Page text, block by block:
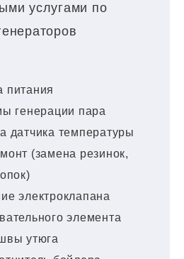
услугами по
питания
генерации пара
датчика температуры
(замена резинок,
электроклапана
элемента
утюга